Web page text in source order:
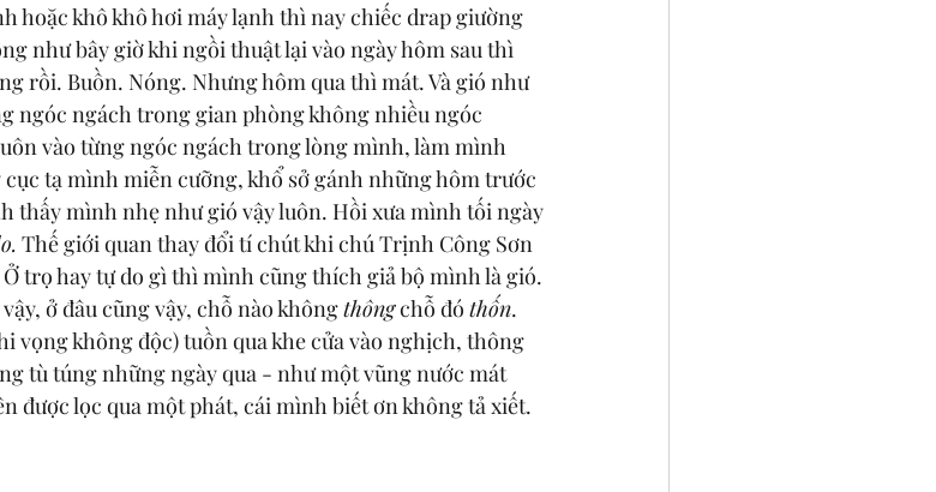
hoặc khô khô hơi máy lạnh thì nay chiếc drap giường
như bây giờ khi ngồi thuật lại vào ngày hôm sau thì
rồi. Buồn. Nóng. Nhưng hôm qua thì mát. Và gió như
ngóc ngách trong gian phòng không nhiều ngóc
vào từng ngóc ngách trong lòng mình, làm mình
tạ mình miễn cưỡng, khổ sở gánh những hôm trước
thấy mình nhẹ như gió vậy luôn. Hồi xưa mình tối ngày
Thế giới quan thay đổi tí chút khi chú Trịnh Công Sơn
Ở trọ hay tự do gì thì mình cũng thích giả bộ mình là gió.
ở đâu cũng vậy, chỗ nào không thông chỗ đó thốn.
vọng không độc) tuồn qua khe cửa vào nghịch, thông
tù túng những ngày qua - như một vũng nước mát
được lọc qua một phát, cái mình biết ơn không tả xiết.